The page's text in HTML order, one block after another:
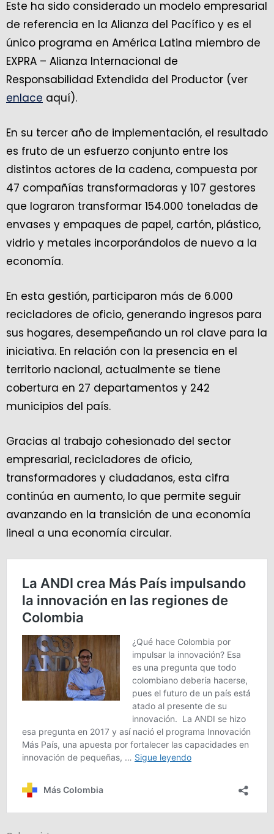
Este ha sido considerado un modelo empresarial
de referencia en la Alianza del Pacífico y es el
único programa en América Latina miembro de
EXPRA – Alianza Internacional de
Responsabilidad Extendida del Productor (ver
enlace aquí).
En su tercer año de implementación, el resultado
es fruto de un esfuerzo conjunto entre los
distintos actores de la cadena, compuesta por
47 compañías transformadoras y 107 gestores
que lograron transformar 154.000 toneladas de
envases y empaques de papel, cartón, plástico,
vidrio y metales incorporándolos de nuevo a la
economía.
En esta gestión, participaron más de 6.000
recicladores de oficio, generando ingresos para
sus hogares, desempeñando un rol clave para la
iniciativa. En relación con la presencia en el
territorio nacional, actualmente se tiene
cobertura en 27 departamentos y 242
municipios del país.
Gracias al trabajo cohesionado del sector
empresarial, recicladores de oficio,
transformadores y ciudadanos, esta cifra
continúa en aumento, lo que permite seguir
avanzando en la transición de una economía
lineal a una economía circular.